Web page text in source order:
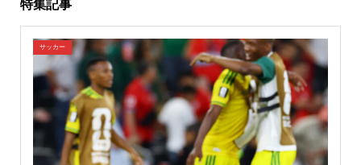
特集記事
サッカー